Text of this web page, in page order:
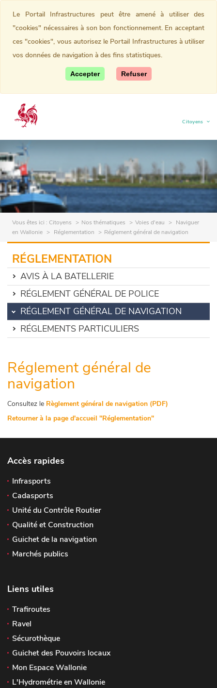
Citoyens
(current)
Vous êtes ici : Citoyens Nos thématiques Voies d'eau
Naviguer
en Wallonie
Réglementation Réglement général de navigation
RÉGLEMENTATION
AVIS À LA BATELLERIE
RÉGLEMENT GÉNÉRAL DE POLICE
RÉGLEMENT GÉNÉRAL DE NAVIGATION
RÉGLEMENTS PARTICULIERS
Réglement général de
navigation
Consultez le Règlement général de navigation (PDF)
Retourner à la page d'accueil "Réglementation"
Accès rapides
Infrasports
Cadasports
Unité du Contrôle Routier
Qualité et Construction
Guichet de la navigation
Marchés publics
Liens utiles
Trafiroutes
Ravel
Sécurothèque
Guichet des Pouvoirs locaux
Mon Espace Wallonie
L'Hydrométrie en Wallonie
Le Portail Infrastructures peut être amené à utiliser des
"cookies" nécessaires à son bon fonctionnement. En acceptant
ces "cookies", vous autorisez le Portail Infrastructures à utiliser
vos données de navigation à des fins statistiques.
Accepter Refuser